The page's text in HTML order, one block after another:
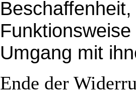
Umgang mit
Ende der